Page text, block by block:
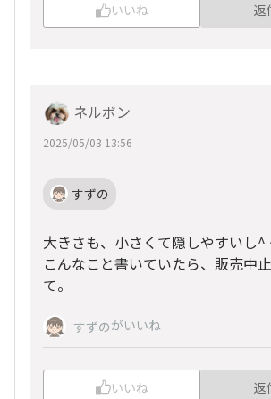
いいね 返
ネルボン
2025/05/03 13:56
すずの
大きさも、小さくて隠しやすいし^
こんなこと書いていたら、販売中
て。
すずのがいいね
いいね 返